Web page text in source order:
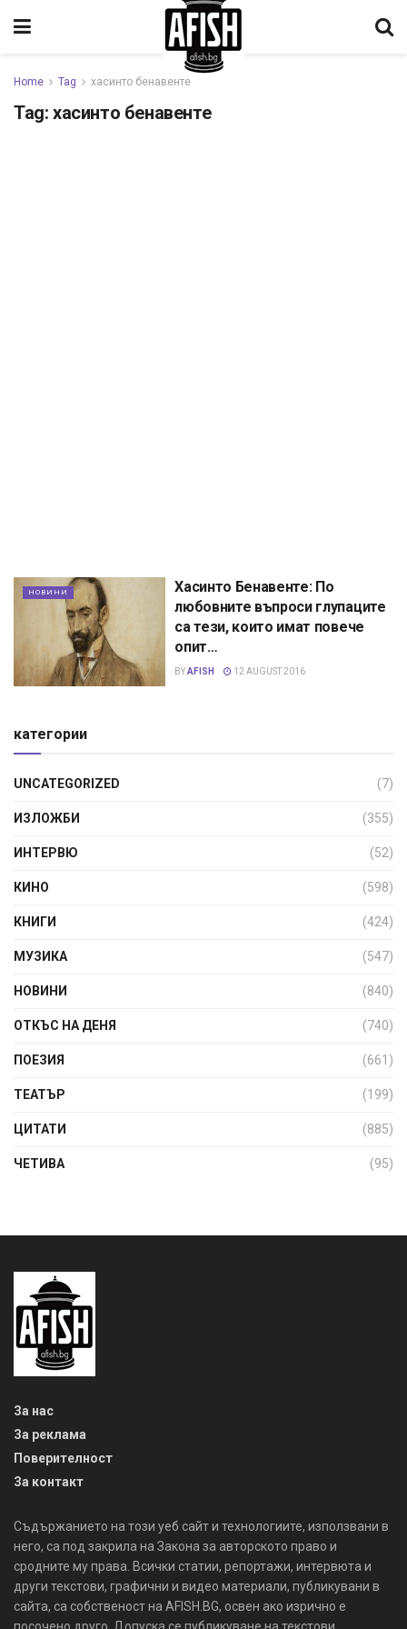
Home Tag хасинто бенавенте
Tag: хасинто бенавенте
НОВИНИ
Хасинто Бенавенте: По
любовните въпроси глупаците
са тези, които имат повече
опит…
BYAFISH 12 AUGUST 2016
категории
UNCATEGORIZED (7)
ИЗЛОЖБИ (355)
ИНТЕРВЮ (52)
КИНО (598)
КНИГИ (424)
МУЗИКА (547)
НОВИНИ (840)
ОТКЪС НА ДЕНЯ (740)
ПОЕЗИЯ (661)
ТЕАТЪР (199)
ЦИТАТИ (885)
ЧЕТИВА (95)
За нас
За реклама
Поверителност
За контакт
Съдържанието на този уеб сайт и технологиите, използвани в
него, са под закрила на Закона за авторското право и
сродните му права. Всички статии, репортажи, интервюта и
други текстови, графични и видео материали, публикувани в
сайта, са собственост на AFISH.BG, освен ако изрично е
посочено друго. Допуска се публикуване на текстови